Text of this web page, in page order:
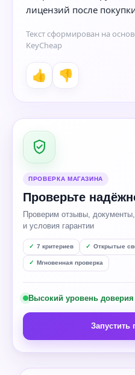
лицензий после
Текст сформирован на
KeyCheap
👍 👎
ПРОВЕРКА МАГАЗИНА
Проверьте
Проверим отзывы, документы, контакты,
и условия гарантии
7 критериев Открытые
Мгновенная проверка
Высокий уровень доверия
Запустить